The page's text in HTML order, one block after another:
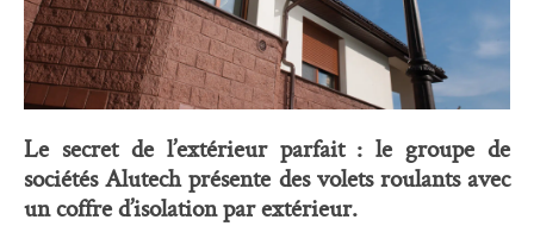
Le secret de l’extérieur parfait : le groupe de
sociétés Alutech présente des volets roulants avec
un coffre d’isolation par extérieur.